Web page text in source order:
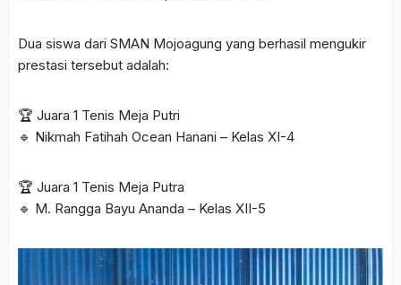
Dua siswa dari SMAN Mojoagung yang berhasil mengukir
prestasi tersebut adalah:
🏆 Juara 1 Tenis Meja Putri
🔹 Nikmah Fatihah Ocean Hanani – Kelas XI-4
🏆 Juara 1 Tenis Meja Putra
🔹 M. Rangga Bayu Ananda – Kelas XII-5